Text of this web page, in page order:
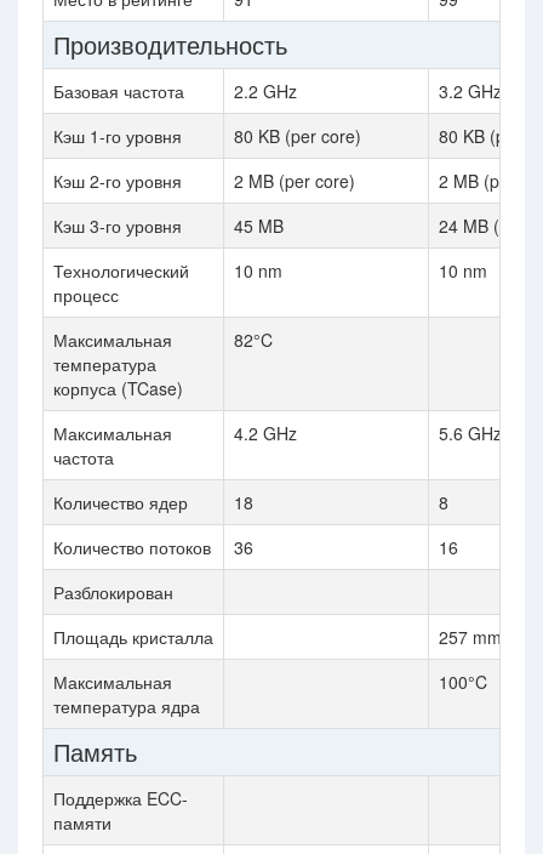
Производительность
Базовая частота 2.2 GHz
3.2 GHz
Кэш 1-го уровня
80 KB (per core)
80 KB (per
Кэш 2-го уровня
2 MB (per core)
2 MB (per
Кэш 3-го уровня
45 MB
24 MB
Технологический
процесс
10 nm 10 nm
Максимальная
температура
корпуса (TCase)
82°C
Максимальная
частота
4.2 GHz 5.6 GHz
Количество ядер 18
8
Количество потоков
36
16
Разблокирован
Площадь кристалла
257 mm²
Максимальная
температура ядра
100°C
Память
Поддержка ECC-
памяти